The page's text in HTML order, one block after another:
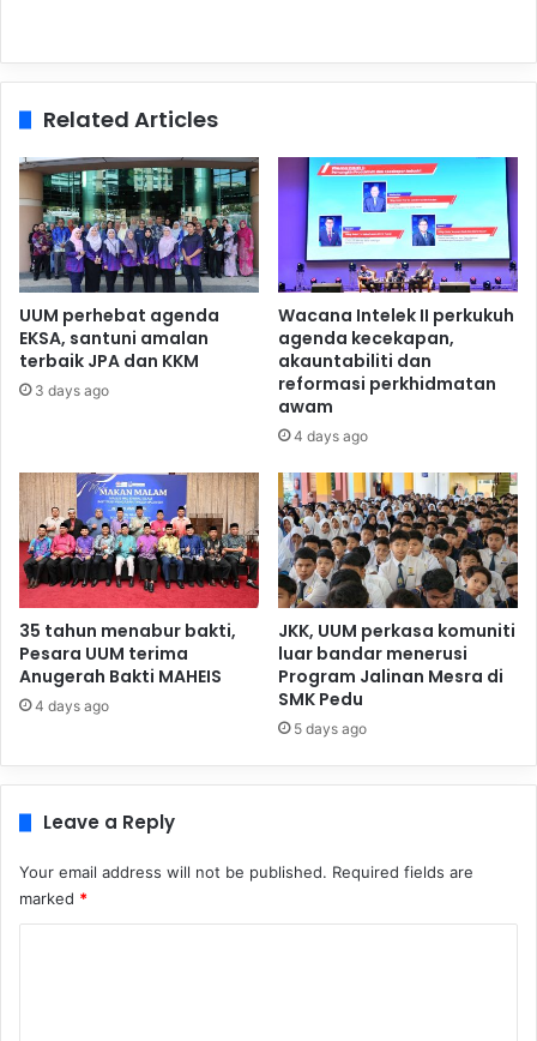
Related Articles
UUM perhebat agenda
EKSA, santuni amalan
terbaik JPA dan KKM
3 days ago
Wacana Intelek II perkukuh
agenda kecekapan,
akauntabiliti dan
reformasi perkhidmatan
awam
4 days ago
35 tahun menabur bakti,
Pesara UUM terima
Anugerah Bakti MAHEIS
4 days ago
JKK, UUM perkasa komuniti
luar bandar menerusi
Program Jalinan Mesra di
SMK Pedu
5 days ago
Leave a Reply
Your email address will not be published. Required fields are
marked *